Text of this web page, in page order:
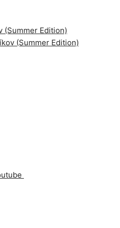
(Summer Edition)
(Summer Edition)